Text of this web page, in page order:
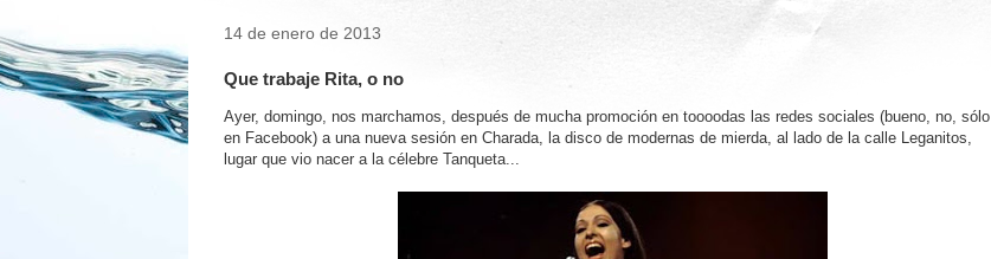
14 de enero de 2013
Que trabaje Rita, o no
Ayer, domingo, nos marchamos, después de mucha promoción en toooodas las redes sociales (bueno, no, sólo
en Facebook) a una nueva sesión en Charada, la disco de modernas de mierda, al lado de la calle Leganitos,
lugar que vio nacer a la célebre Tanqueta...